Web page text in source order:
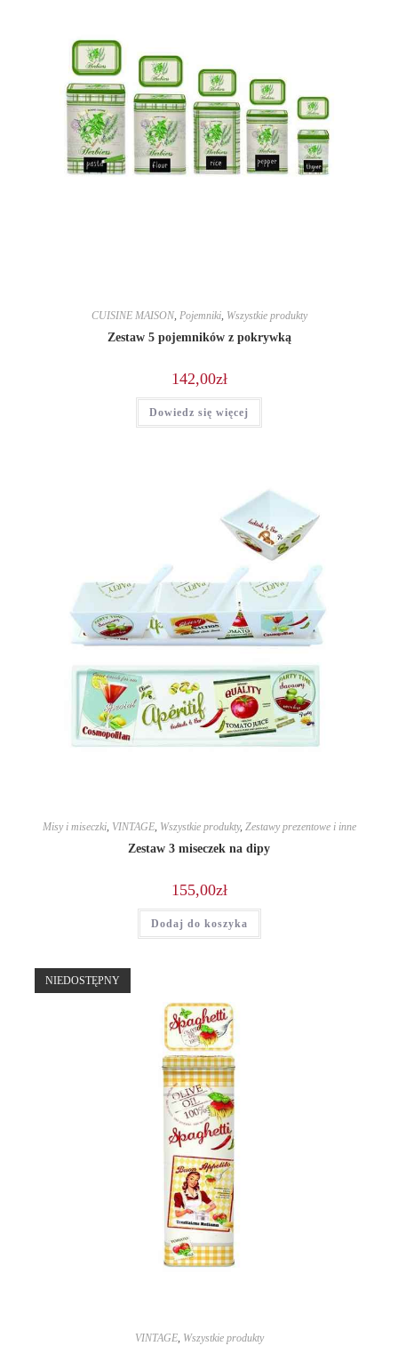
CUISINE MAISON, Pojemniki, Wszystkie produkty
Zestaw 5 pojemników z pokrywką
142,00zł
Dowiedz się więcej
Misy i miseczki, VINTAGE, Wszystkie produkty, Zestawy prezentowe i inne
Zestaw 3 miseczek na dipy
155,00zł
Dodaj do koszyka
NIEDOSTĘPNY
VINTAGE, Wszystkie produkty